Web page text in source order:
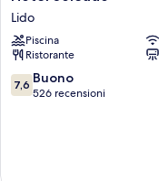
Soleado
Lido
Lido
Piscina
Ristorante
7.6
su
7,6 Buono
526 recensioni